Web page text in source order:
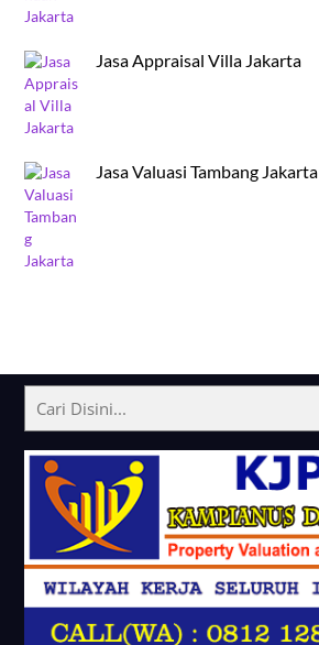
Jasa Appraisal Villa Jakarta
Jasa Valuasi Tambang Jakarta
Back
To
Top